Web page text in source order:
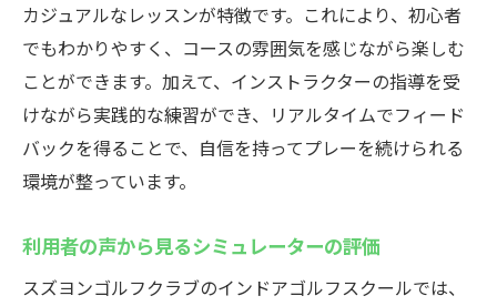
カジュアルなレッスンが特徴です。これにより、初心者
でもわかりやすく、コースの雰囲気を感じながら楽しむ
ことができます。加えて、インストラクターの指導を受
けながら実践的な練習ができ、リアルタイムでフィード
バックを得ることで、自信を持ってプレーを続けられる
環境が整っています。
利用者の声から見るシミュレーターの評価
スズヨンゴルフクラブのインドアゴルフスクールでは、